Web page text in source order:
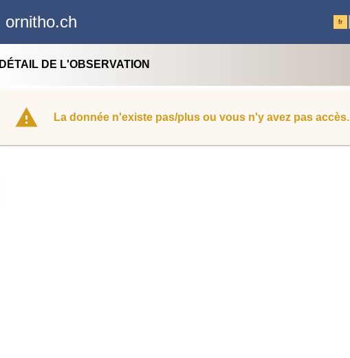
ornitho.ch fr
DÉTAIL DE L'OBSERVATION
La donnée n'existe pas/plus ou vous n'y avez pas accès.